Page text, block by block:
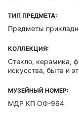
ТИП ПРЕДМЕТА:
Предметы
КОЛЛЕКЦИЯ:
Стекло, керамика,
искусства, быта и
МУЗЕЙНЫЙ НОМЕР:
МДР КП ОФ-964